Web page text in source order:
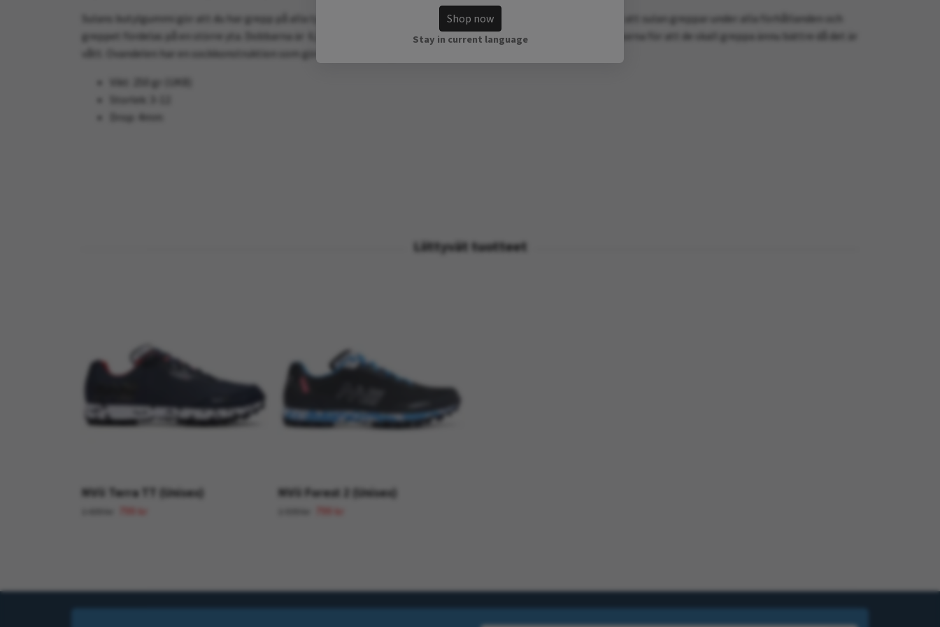
Sulans butylgummi gör att du har grepp på alla typer av underlag! På yttersulan finns inga släta partier vilket gör att sulan greppar under alla förhållanden och
greppet fördelas på en större yta. Dobbarna är 6,5-7,5 mm höga och NVii har ett litet mönster på toppen av dobbarna för att de skall greppa ännu bättre då det är
vått. Ovandelen har en sockkonstruktion som gör att de sitter tight och bra utan skav.
Vikt: 250 gr (UK8)
Storlek: 3-12
Drop: 4mm
NVii Terra TT (Unisex)
NVii Forest 2 (Unisex)
Shop now
Stay in current language